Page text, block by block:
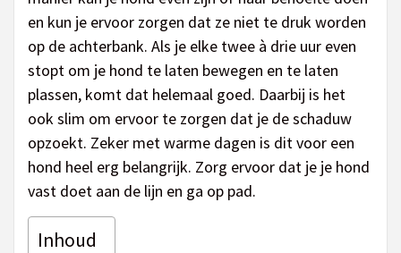
en kun je ervoor zorgen dat ze niet te druk worden
op de achterbank. Als je elke twee à drie uur even
stopt om je hond te laten bewegen en te laten
plassen, komt dat helemaal goed. Daarbij is het
ook slim om ervoor te zorgen dat je de schaduw
opzoekt. Zeker met warme dagen is dit voor een
hond heel erg belangrijk. Zorg ervoor dat je je hond
vast doet aan de lijn en ga op pad.
Inhoud